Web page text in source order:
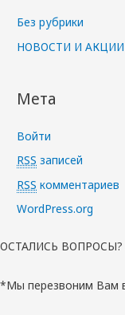
Без рубрики
НОВОСТИ И АКЦИИ
Мета
Войти
RSS записей
RSS комментариев
WordPress.org
ОСТАЛИСЬ
*Мы перезвоним Вам